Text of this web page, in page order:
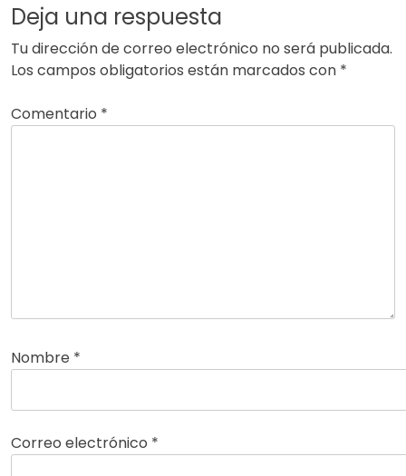
Deja una respuesta
Tu dirección de correo electrónico no será publicada.
Los campos obligatorios están marcados con *
Comentario *
Nombre *
Correo electrónico *